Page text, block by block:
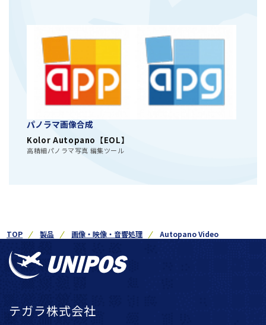
パノラマ画像合成
Kolor Autopano【EOL】
高精細パノラマ写真 編集ツール
TOP 製品 画像・映像・音響処理 Autopano Video
テガラ株式会社